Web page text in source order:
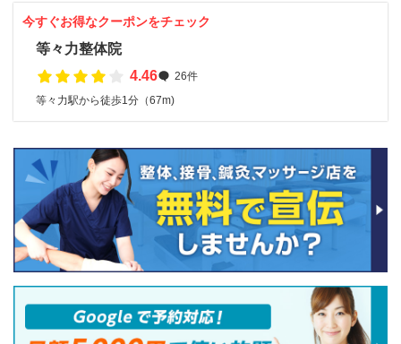
今すぐお得なクーポンをチェック
等々力整体院
4.46
26件
等々力駅から徒歩1分（67m)